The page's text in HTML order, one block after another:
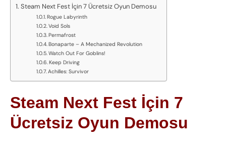
Steam Next Fest İçin 7 Ücretsiz Oyun Demosu
Rogue Labyrinth
Void Sols
Permafrost
Bonaparte – A Mechanized Revolution
Watch Out For Goblins!
Keep Driving
Achilles: Survivor
Steam Next Fest İçin 7
Ücretsiz Oyun Demosu